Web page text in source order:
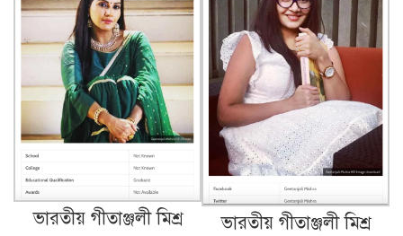
ভারতীয় গীতাঞ্জলী মিশ্র ভারতীয় গীতাঞ্জলী মিশ্র